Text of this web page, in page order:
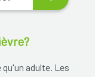
adulte. Les